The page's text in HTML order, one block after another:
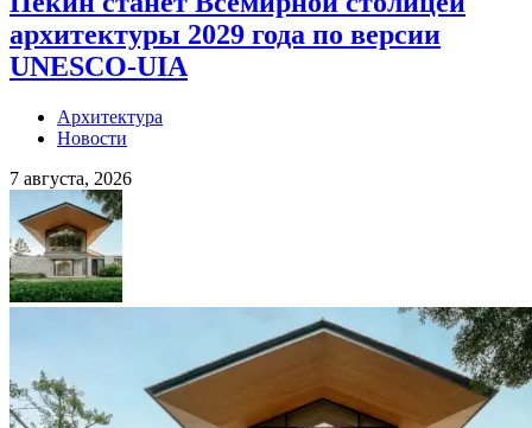
архитектуры 2029 года по версии
UNESCO-UIA
Архитектура
Новости
7 августа, 2026